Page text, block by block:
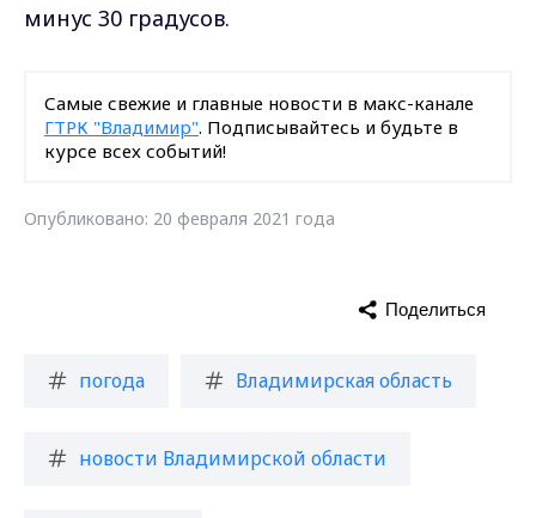
минус 30 градусов.
Самые свежие и главные новости в макс-канале
ГТРК "Владимир". Подписывайтесь и будьте в
курсе всех событий!
Опубликовано: 20 февраля 2021 года
погода Владимирская область
новости Владимирской области
Поделиться